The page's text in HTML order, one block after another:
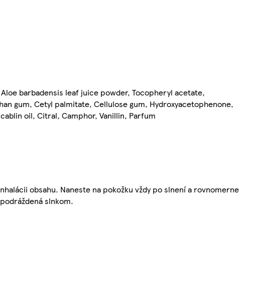
barbadensis leaf juice powder, Tocopheryl acetate,
gum, Cetyl palmitate, Cellulose gum, Hydroxyacetophenone,
oil, Citral, Camphor, Vanillin, Parfum
obsahu. Naneste na pokožku vždy po slnení a rovnomerne
slnkom.